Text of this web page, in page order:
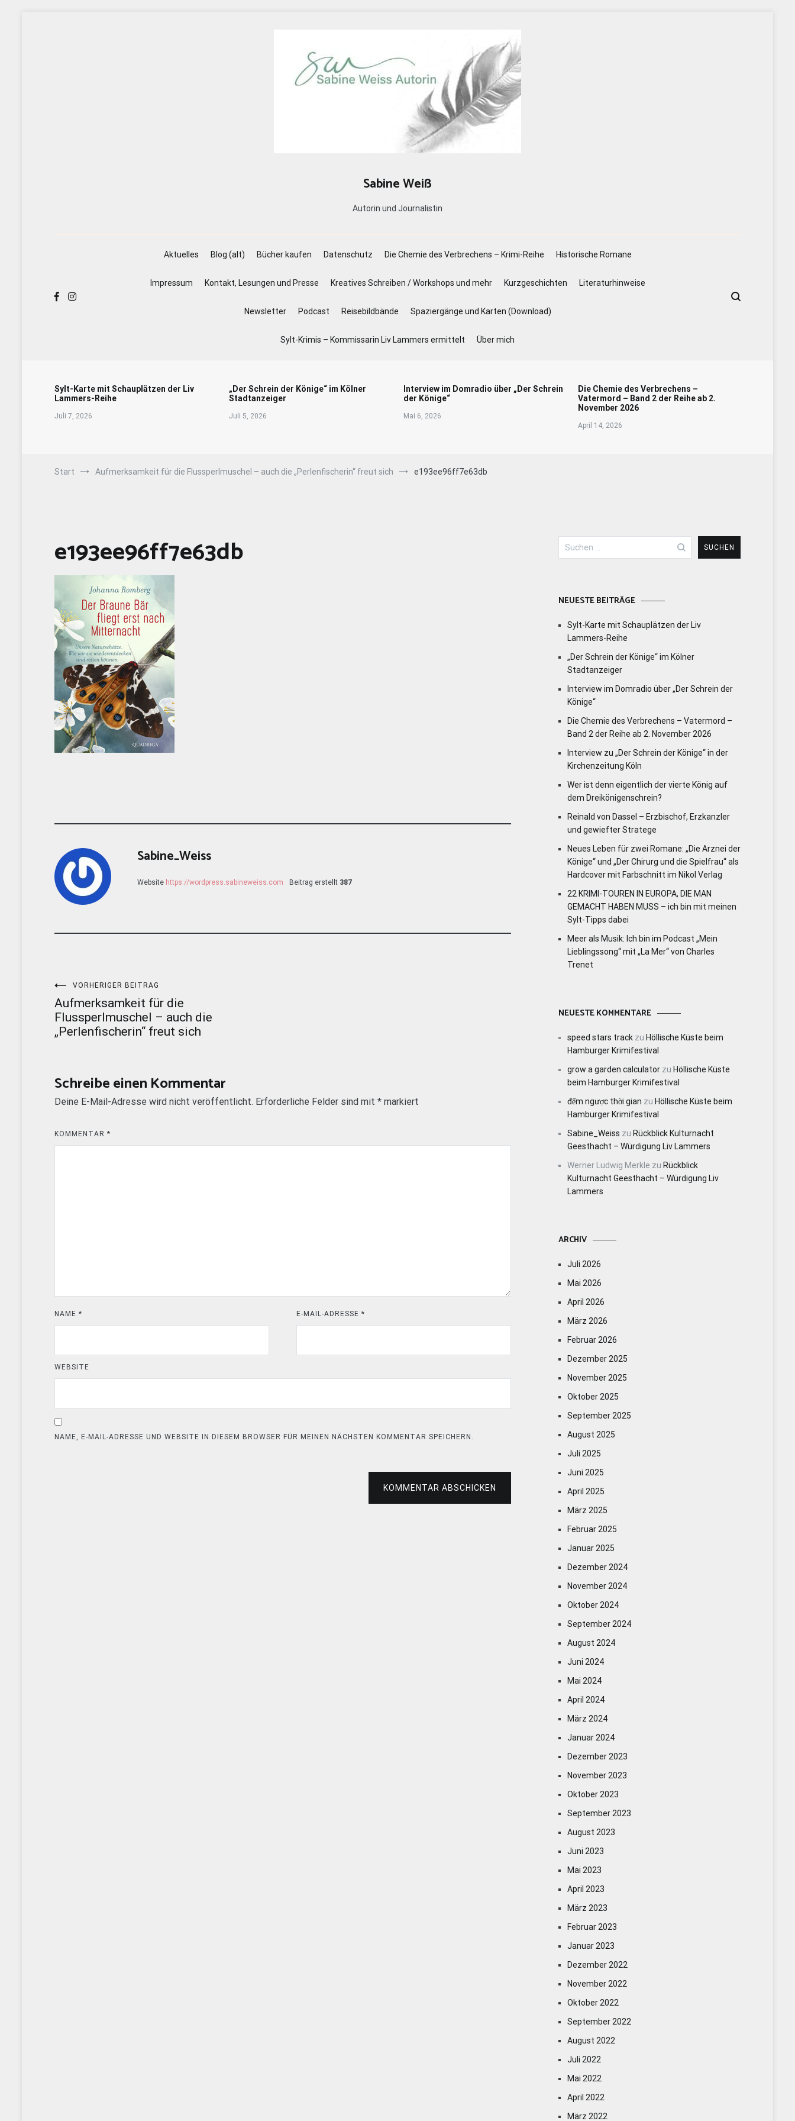
Sabine Weiß
Autorin und Journalistin
Aktuelles Blog (alt) Bücher kaufen Datenschutz Die Chemie des Verbrechens – Krimi-Reihe Historische Romane
Impressum Kontakt, Lesungen und Presse Kreatives Schreiben / Workshops und mehr Kurzgeschichten Literaturhinweise
Newsletter Podcast Reisebildbände Spaziergänge und Karten (Download)
Sylt-Krimis – Kommissarin Liv Lammers ermittelt Über mich
Sylt-Karte mit Schauplätzen der Liv
Lammers-Reihe
Juli 7, 2026
„Der Schrein der Könige“ im Kölner
Stadtanzeiger
Juli 5, 2026
Interview im Domradio über „Der Schrein
der Könige“
Mai 6, 2026
Die Chemie des Verbrechens –
Vatermord – Band 2 der Reihe ab 2.
November 2026
April 14, 2026
Start Aufmerksamkeit für die Flussperlmuschel – auch die „Perlenfischerin“ freut sich e193ee96ff7e63db
e193ee96ff7e63db
Sabine_Weiss
Website https://wordpress.sabineweiss.com Beitrag erstellt 387
Beitragsnavigation
VORHERIGER BEITRAG
Aufmerksamkeit für die
Flussperlmuschel – auch die
„Perlenfischerin“ freut sich
Schreibe einen Kommentar
Deine E-Mail-Adresse wird nicht veröffentlicht. Erforderliche Felder sind mit * markiert
KOMMENTAR *
NAME * E-MAIL-ADRESSE*
WEBSITE
NAME, E-MAIL-ADRESSE UND WEBSITE IN DIESEM BROWSER FÜR MEINEN NÄCHSTEN KOMMENTAR SPEICHERN.
KOMMENTAR ABSCHICKEN
Suchen
nach:
NEUESTE BEITRÄGE
Sylt-Karte mit Schauplätzen der Liv
Lammers-Reihe
„Der Schrein der Könige“ im Kölner
Stadtanzeiger
Interview im Domradio über „Der Schrein der
Könige“
Die Chemie des Verbrechens – Vatermord –
Band 2 der Reihe ab 2. November 2026
Interview zu „Der Schrein der Könige“ in der
Kirchenzeitung Köln
Wer ist denn eigentlich der vierte König auf
dem Dreikönigenschrein?
Reinald von Dassel – Erzbischof, Erzkanzler
und gewiefter Stratege
Neues Leben für zwei Romane: „Die Arznei der
Könige“ und „Der Chirurg und die Spielfrau“ als
Hardcover mit Farbschnitt im Nikol Verlag
22 KRIMI-TOUREN IN EUROPA, DIE MAN
GEMACHT HABEN MUSS – ich bin mit meinen
Sylt-Tipps dabei
Meer als Musik: Ich bin im Podcast „Mein
Lieblingssong“ mit „La Mer“ von Charles
Trenet
NEUESTE KOMMENTARE
speed stars track zu Höllische Küste beim
Hamburger Krimifestival
grow a garden calculator zu Höllische Küste
beim Hamburger Krimifestival
đếm ngược thời gian zu Höllische Küste beim
Hamburger Krimifestival
Sabine_Weiss zu Rückblick Kulturnacht
Geesthacht – Würdigung Liv Lammers
Werner Ludwig Merkle zu Rückblick
Kulturnacht Geesthacht – Würdigung Liv
Lammers
ARCHIV
Juli 2026
Mai 2026
April 2026
März 2026
Februar 2026
Dezember 2025
November 2025
Oktober 2025
September 2025
August 2025
Juli 2025
Juni 2025
April 2025
März 2025
Februar 2025
Januar 2025
Dezember 2024
November 2024
Oktober 2024
September 2024
August 2024
Juni 2024
Mai 2024
April 2024
März 2024
Januar 2024
Dezember 2023
November 2023
Oktober 2023
September 2023
August 2023
Juni 2023
Mai 2023
April 2023
März 2023
Februar 2023
Januar 2023
Dezember 2022
November 2022
Oktober 2022
September 2022
August 2022
Juli 2022
Mai 2022
April 2022
März 2022